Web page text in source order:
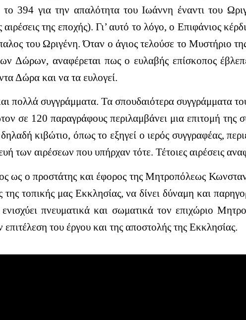
394 για την απαλότητα του Ιωάννη έναντι του
της εποχής). Γι’ αυτό το λόγο, ο Επιφάνιος
του Ωριγένη. Όταν ο άγιος τελούσε το Μυστήριο
Δώρων, αναφέρεται πως ο ευλαβής επίσκοπος
Δώρα και να τα ευλογεί.
πολλά συγγράμματα. Τα σπουδαιότερα συγγράμματα
σε 120 παραγράφους περιλαμβάνει μια επιτομή της
κιβώτιο, όπως το εξηγεί ο ιερός συγγραφέας,
των αιρέσεων που υπήρχαν τότε. Τέτοιες αιρέσεις
ως ο προστάτης και έφορος της Μητροπόλεως
τοπικής μας Εκκλησίας, να δίνει δύναμη και
πνευματικά και σωματικά τον επιχώριο
του έργου και της αποστολής της Εκκλησίας.